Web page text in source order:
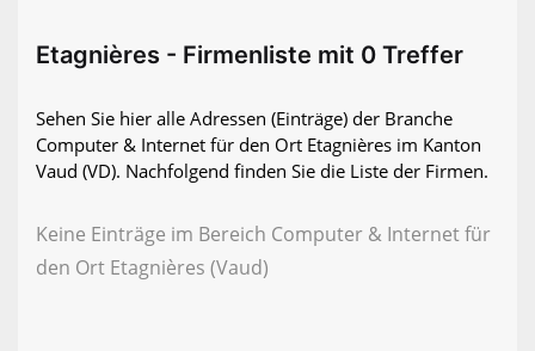
Etagnières - Firmenliste mit 0 Treffer
Sehen Sie hier alle Adressen (Einträge) der Branche
Computer & Internet für den Ort Etagnières im Kanton
Vaud (VD). Nachfolgend finden Sie die Liste der Firmen.
Keine Einträge im Bereich Computer & Internet für
den Ort Etagnières (Vaud)